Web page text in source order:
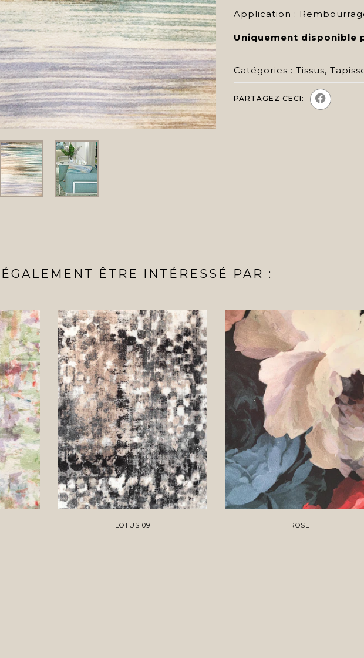
Application :
Uniquement disponible
Catégories : Tissus,
PARTAGEZ CECI:
ÊTRE INTÉRESSÉ PAR :
LOTUS 09 ROSE